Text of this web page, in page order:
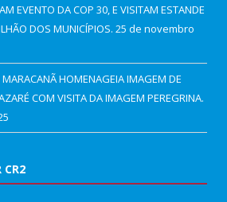
EVENTO DA COP 30, E VISITAM ESTANDE
DOS MUNICÍPIOS. 25 de novembro
HOMENAGEIA IMAGEM DE
COM VISITA DA IMAGEM PEREGRINA.
CR2